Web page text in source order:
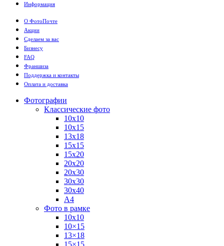
Информация
О ФотоПочте
Акции
Сделаем за вас
Бизнесу
FAQ
Франшиза
Поддержка и контакты
Оплата и доставка
Фотографии
Классические фото
10х10
10х15
13х18
15х15
15х20
20х20
20х30
30х30
30х40
А4
Фото в рамке
10х10
10×15
13×18
15×15